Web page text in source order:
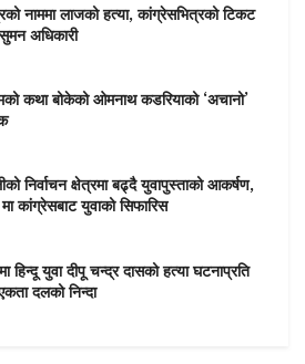
नाममा लाजको हत्या, कांग्रेसभित्रको टिकट
अधिकारी
कथा बोकेको ओमनाथ कडरियाको ‘अचानो’
निर्वाचन क्षेत्रमा बढ्दै युवापुस्ताको आकर्षण,
कांग्रेसबाट युवाको सिफारिस
हिन्दू युवा दीपू चन्द्र दासको हत्या घटनाप्रति
दलको निन्दा